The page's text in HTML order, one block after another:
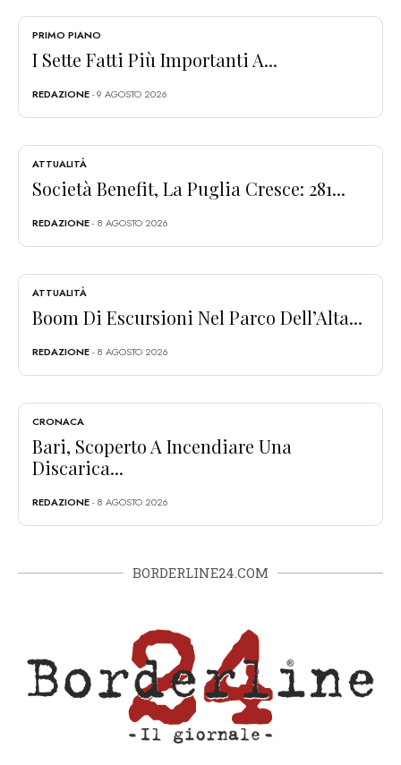
PRIMO PIANO
I Sette Fatti Più Importanti A...
REDAZIONE- 9 AGOSTO 2026
ATTUALITÀ
Società Benefit, La Puglia Cresce: 281...
REDAZIONE- 8 AGOSTO 2026
ATTUALITÀ
Boom Di Escursioni Nel Parco Dell’Alta...
REDAZIONE- 8 AGOSTO 2026
CRONACA
Bari, Scoperto A Incendiare Una
Discarica...
REDAZIONE- 8 AGOSTO 2026
BORDERLINE24.COM